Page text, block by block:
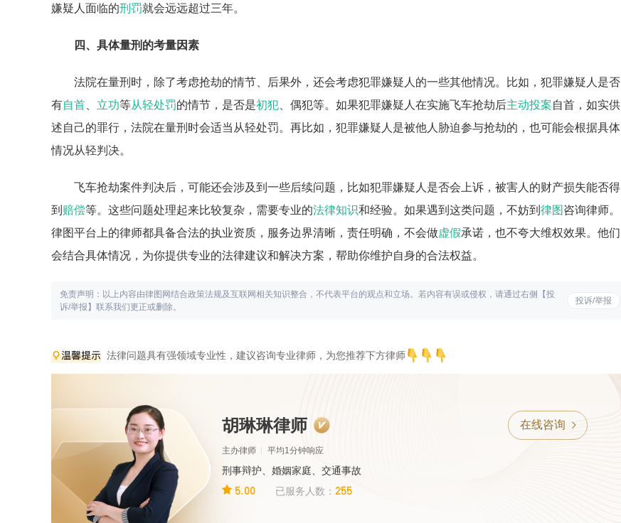
嫌疑人面临的刑罚就会远远超过三年。
四、具体量刑的考量因素
法院在量刑时，除了考虑抢劫的情节、后果外，还会考虑犯罪嫌疑人的一些其他情况。比如，犯罪嫌疑人是否
有自首 立功等从轻处罚的情节，是否是初犯 、偶犯等。如果犯罪嫌疑人在实施飞车抢劫后主动投案自首，如实供
述自己的罪行，法院在量刑时会适当从轻处罚。再比如，犯罪嫌疑人是被他人胁迫参与抢劫的，也可能会根据具体
情况从轻判决。
飞车抢劫案件判决后，可能还会涉及到一些后续问题，比如犯罪嫌疑人是否会上诉，被害人的财产损失能否得
到 赔偿等。这些问题处理起来比较复杂，需要专业的法律知识和经验。如果遇到这类问题，不妨到 律图 咨询律师。
律图平台上的律师都具备合法的执业资质，服务边界清晰，责任明确，不会做虚假承诺，也不夸大维权效果。他们
会结合具体情况，为你提供专业的法律建议和解决方案，帮助你维护自身的合法权益。
投诉/举报
免责声明：以上内容由律图网结合政策法规及互联网相关知识整合，不代表平台的观点和立场。若内容有误或侵权，请通过右侧【投
诉/举报】联系我们更正或删除。
法律问题具有强领域专业性，建议咨询专业律师，为您推荐下方律师
胡琳琳律师
主办律师 平均1分钟响应
刑事辩护、婚姻家庭、交通事故
5.00 已服务人数： 255
在线咨询